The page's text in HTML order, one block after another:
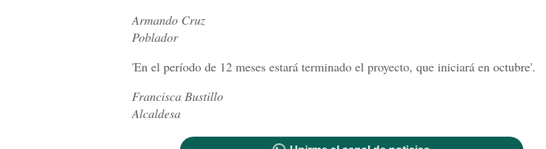
Armando Cruz
Poblador
'En el período de 12 meses estará terminado el proyecto, que iniciará en octubre'.
Francisca Bustillo
Alcaldesa